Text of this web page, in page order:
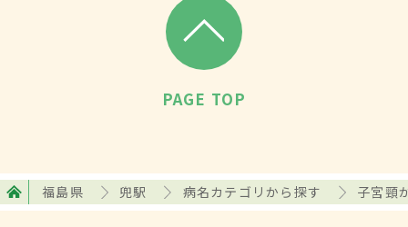
PAGE TOP
福島県 兜駅 病名カテゴリから探す 子宮頸